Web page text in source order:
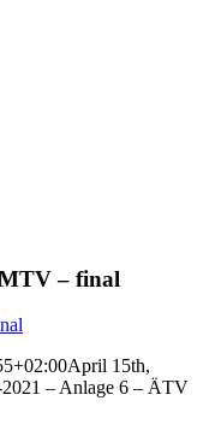
– final
April 15th,
– Anlage 6 – ÄTV